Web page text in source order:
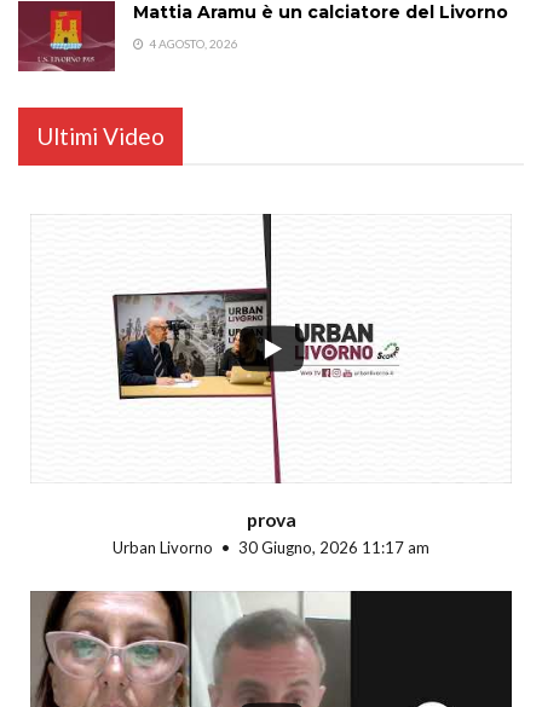
Mattia Aramu è un calciatore del Livorno
4 AGOSTO, 2026
Ultimi Video
prova
Urban Livorno 30 Giugno, 2026 11:17 am